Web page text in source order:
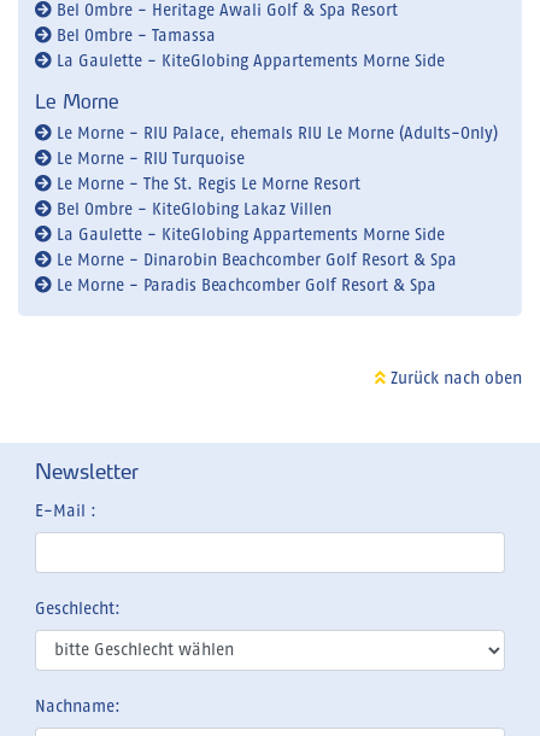
Bel Ombre - Heritage Awali Golf & Spa Resort
Bel Ombre - Tamassa
La Gaulette - KiteGlobing Appartements Morne Side
Le Morne
Le Morne - RIU Palace, ehemals RIU Le Morne (Adults-Only)
Le Morne - RIU Turquoise
Le Morne - The St. Regis Le Morne Resort
Bel Ombre - KiteGlobing Lakaz Villen
La Gaulette - KiteGlobing Appartements Morne Side
Le Morne - Dinarobin Beachcomber Golf Resort & Spa
Le Morne - Paradis Beachcomber Golf Resort & Spa
Zurück nach oben
Newsletter
E-Mail :
Geschlecht:
Nachname: